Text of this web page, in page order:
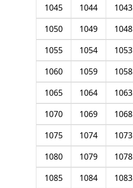
1043
1044
1045
1048
1049
1050
1053
1054
1055
1058
1059
1060
1063
1064
1065
1068
1069
1070
1073
1074
1075
1078
1079
1080
1083
1084
1085